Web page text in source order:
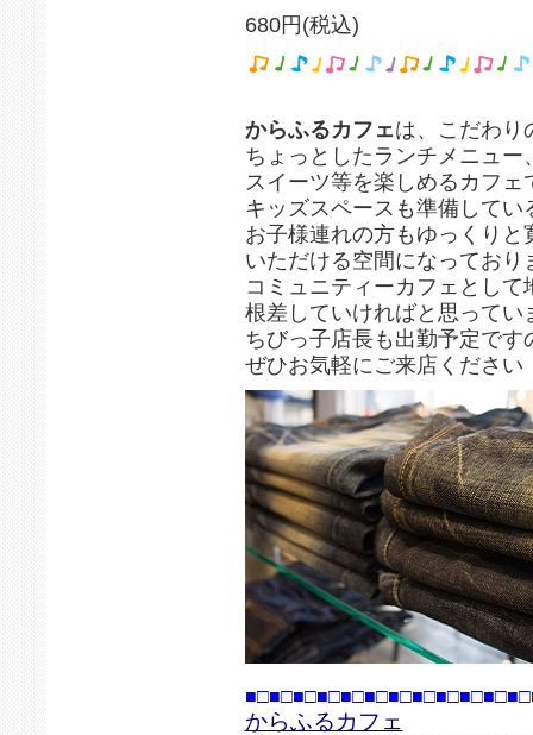
680円(税込)
からふるカフェは、こだわり
ちょっとしたランチメニュー
スイーツ等を楽しめるカフェ
キッズスペースも準備してい
お子様連れの方もゆっくりと
いただける空間になっており
コミュニティーカフェとして
根差していければと思ってい
ちびっ子店長も出勤予定です
ぜひお気軽にご来店ください
からふるカフェ